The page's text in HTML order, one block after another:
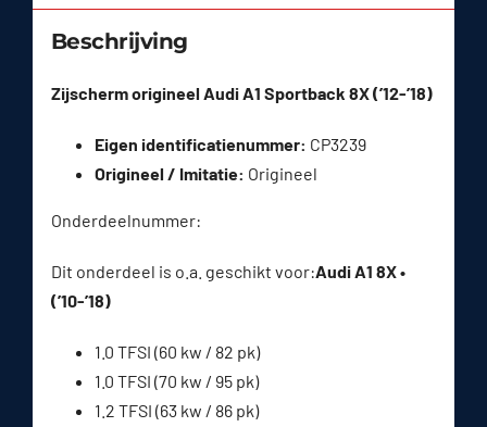
Beschrijving
Zijscherm origineel Audi A1 Sportback 8X (’12-’18)
Eigen identificatienummer: CP3239
Origineel / Imitatie: Origineel
Onderdeelnummer:
Dit onderdeel is o.a. geschikt voor:Audi A1 8X •
(’10-’18)
1.0 TFSI (60 kw / 82 pk)
1.0 TFSI (70 kw / 95 pk)
1.2 TFSI (63 kw / 86 pk)